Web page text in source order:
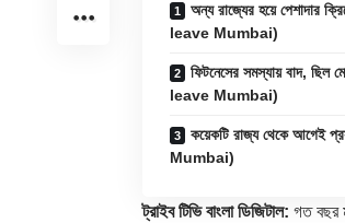
অন্য রাজ্যের হয়ে পেশাদার
leave Mumbai)
ফিটনেসের সমস্যায় বাদ,
leave Mumbai)
কয়েকটি রাজ্য থেকে
Mumbai)
ট্রাইব টিভি বাংলা ডিজিটাল: গত বছর